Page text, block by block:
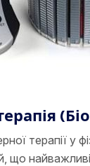
терапії у
що